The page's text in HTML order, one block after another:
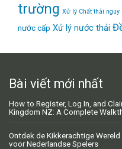
trường Xử lý Chất thải nguy
nước cấp Xử lý nước thải
Bài viết mới nhất
How to Register, Log In, and
Kingdom NZ: A Complete
Ontdek de Kikkerachtige
voor Nederlandse Spelers